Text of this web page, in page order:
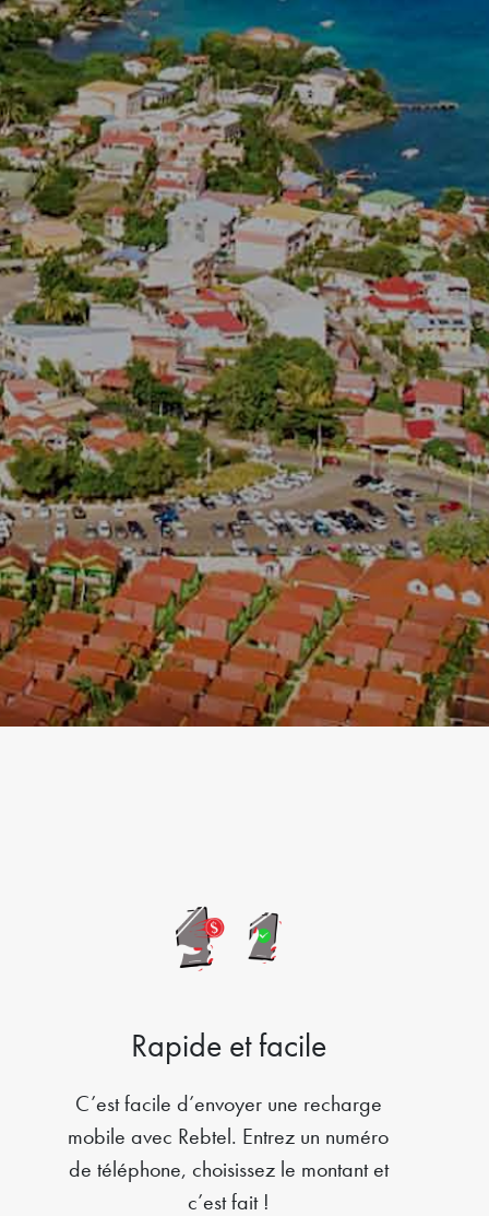
Rapide et facile
C’est facile d’envoyer une recharge
mobile avec Rebtel. Entrez un numéro
de téléphone, choisissez le montant et
c’est fait !